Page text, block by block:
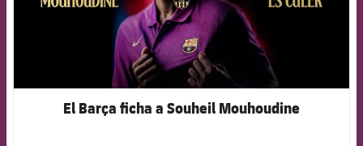
El Barça ficha a Souheil Mouhoudine